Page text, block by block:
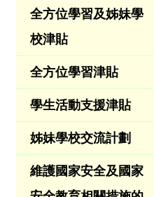
全方位學習及姊妹學
校津貼
全方位學習津貼
學生活動支援津貼
姊妹學校交流計劃
維護國家安全及國家